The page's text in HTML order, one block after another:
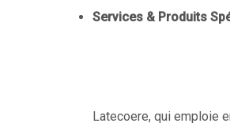
Services & Produits
Latecoere, qui emploie